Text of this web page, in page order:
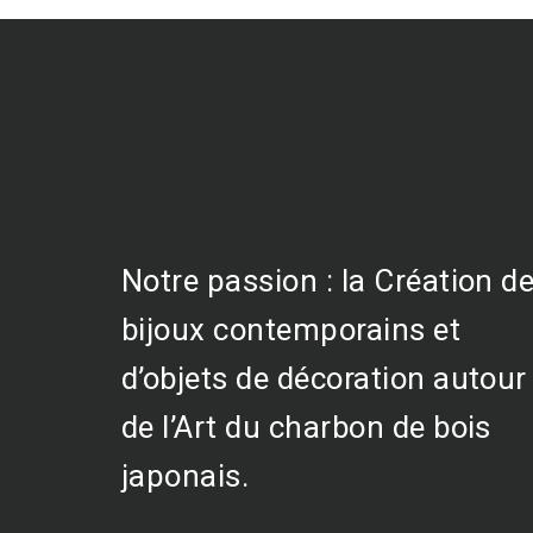
Notre passion : la Création
bijoux contemporains et
d’objets de décoration autour
de l’Art du charbon de bois
japonais.